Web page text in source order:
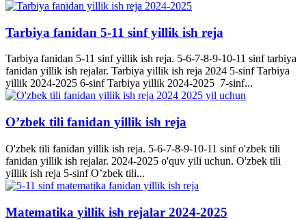
Tarbiya fanidan 5-11 sinf yillik ish reja
Tarbiya fanidan 5-11 sinf yillik ish reja. 5-6-7-8-9-10-11 sinf tarbiya
fanidan yillik ish rejalar. Tarbiya yillik ish reja 2024 5-sinf Tarbiya
yillik 2024-2025 6-sinf Tarbiya yillik 2024-2025 7-sinf...
O’zbek tili fanidan yillik ish reja
O'zbek tili fanidan yillik ish reja. 5-6-7-8-9-10-11 sinf o'zbek tili
fanidan yillik ish rejalar. 2024-2025 o'quv yili uchun. O'zbek tili
yillik ish reja 5-sinf O’zbek tili...
Matematika yillik ish rejalar 2024-2025